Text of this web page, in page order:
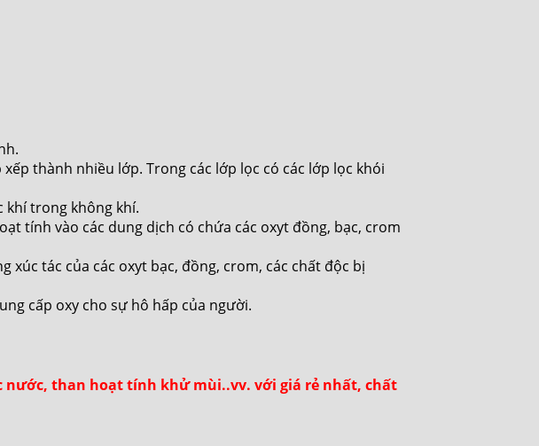
thành nhiều lớp. Trong các lớp lọc có các lớp lọc khói
khí trong không khí.
tính vào các dung dịch có chứa các oxyt đồng, bạc, crom
tác của các oxyt bạc, đồng, crom, các chất độc bị
cấp oxy cho sự hô hấp của người.
than hoạt tính khử mùi..vv. với giá rẻ nhất, chất